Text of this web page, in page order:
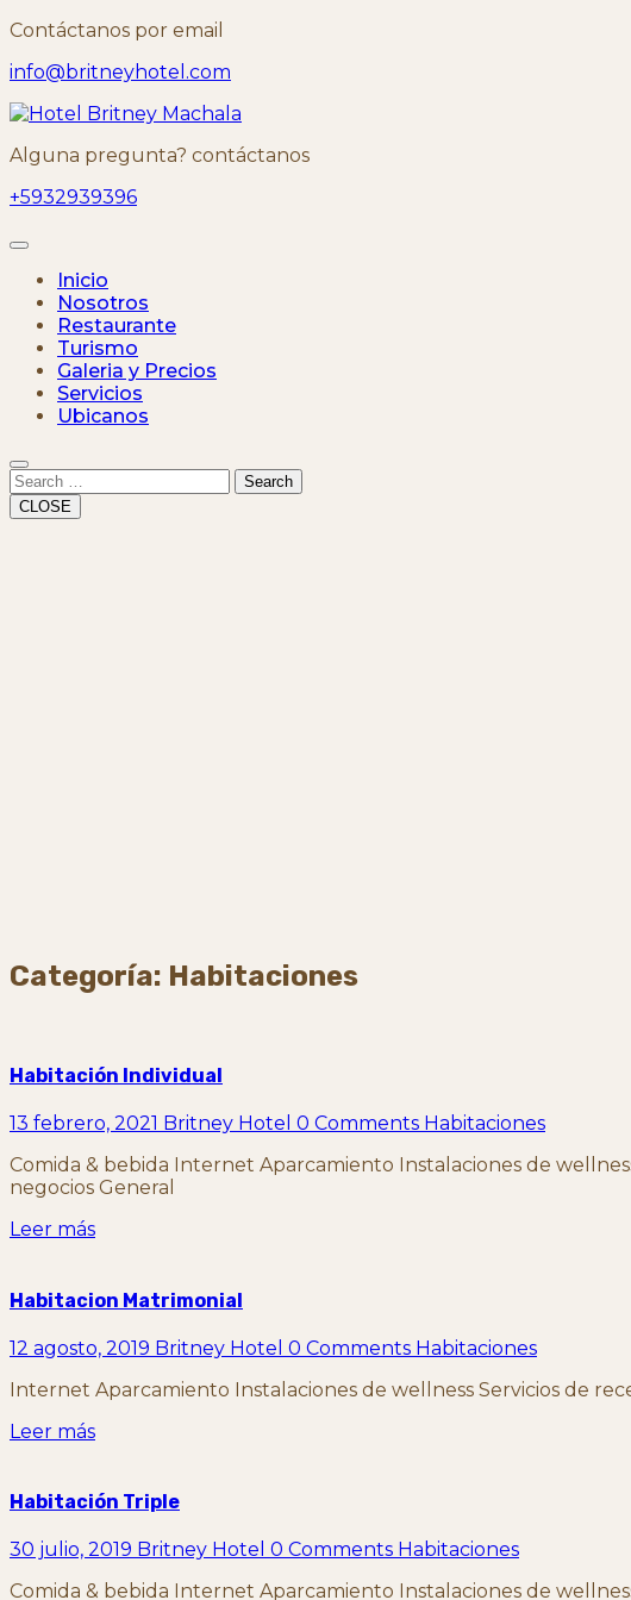
Skip
content
Contáctanos por email
info@britneyhotel.com
Alguna pregunta? contáctanos
+5932939396
Open
ButtonInicio
Nosotros
Restaurante
Turismo
Galeria y Precios
Servicios
Ubicanos
Close
Button
Search
CLOSE
Categoría: Habitaciones
Habitación Individual
13 febrero, 2021 Britney Hotel 0 Comments Habitaciones
Comida & bebida Internet Aparcamiento Instalaciones de
negocios General
Leer más
Habitacion Matrimonial
12 agosto, 2019 Britney Hotel 0 Comments Habitaciones
Internet Aparcamiento Instalaciones de wellness Servicios de
Leer más
Habitación Triple
30 julio, 2019 Britney Hotel 0 Comments Habitaciones
Comida & bebida Internet Aparcamiento Instalaciones de